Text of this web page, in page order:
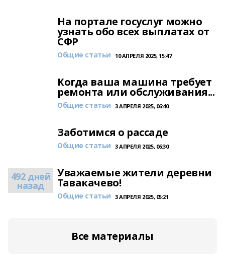
На портале госуслуг можно
узнать обо всех выплатах от
СФР
Общие статьи 10 АПРЕЛЯ 2025, 15:47
Когда ваша машина требует
ремонта или обслуживания...
Общие статьи 3 АПРЕЛЯ 2025, 06:40
Заботимся о рассаде
Общие статьи 3 АПРЕЛЯ 2025, 06:30
492 дней
назад
Уважаемые жители деревни
Тавакачево!
Общие статьи 3 АПРЕЛЯ 2025, 05:21
Все материалы